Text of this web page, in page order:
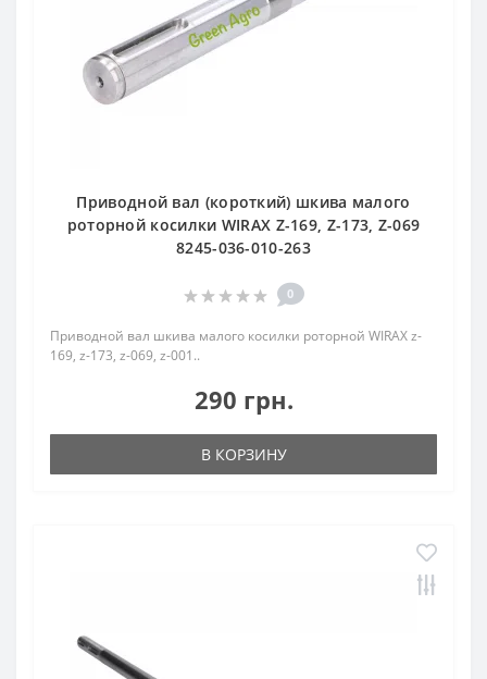
Приводной вал (короткий) шкива малого
роторной косилки WIRAX Z-169, Z-173, Z-069
8245-036-010-263
0
Приводной вал шкива малого косилки роторной WIRAX z-
169, z-173, z-069, z-001..
290 грн.
В КОРЗИНУ